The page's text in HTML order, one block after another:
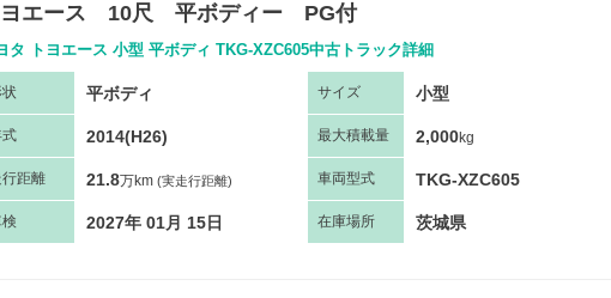
ヨエース 10尺 平ボディー PG付
タ トヨエース 小型 平ボディ TKG-XZC605中古トラック詳細
状 平ボディ サイズ 小型
式 2014(H26) 最大積載量 2,000kg
行距離 21.8万km (実走行距離) 車両型式 TKG-XZC605
検 2027年 01月 15日 在庫場所 茨城県